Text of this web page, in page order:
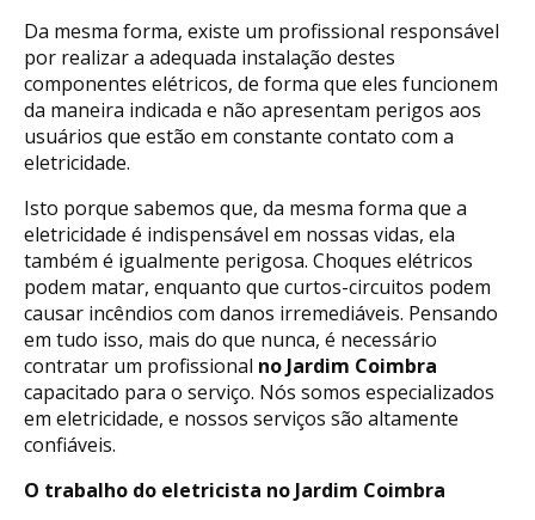
Da mesma forma, existe um profissional responsável
por realizar a adequada instalação destes
componentes elétricos, de forma que eles funcionem
da maneira indicada e não apresentam perigos aos
usuários que estão em constante contato com a
eletricidade.
Isto porque sabemos que, da mesma forma que a
eletricidade é indispensável em nossas vidas, ela
também é igualmente perigosa. Choques elétricos
podem matar, enquanto que curtos-circuitos podem
causar incêndios com danos irremediáveis. Pensando
em tudo isso, mais do que nunca, é necessário
contratar um profissional no Jardim Coimbra
capacitado para o serviço. Nós somos especializados
em eletricidade, e nossos serviços são altamente
confiáveis.
O trabalho do eletricista no Jardim Coimbra